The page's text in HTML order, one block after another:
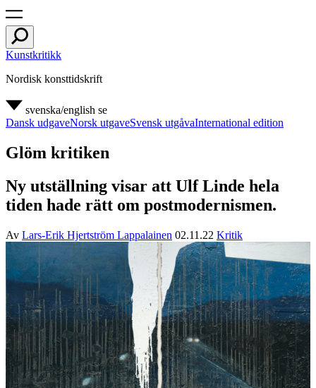
Kunstkritikk
Nordisk konsttidskrift
svenska/english se
Dansk udgaveNorsk utgaveSvensk utgåvaInternational edition
Glöm kritiken
Ny utställning visar att Ulf Linde hela
tiden hade rätt om postmodernismen.
Av Lars-Erik Hjertström Lappalainen 02.11.22 Kritik